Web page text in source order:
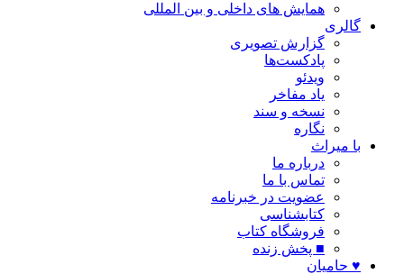
همایش های داخلی و بین المللی
گالری
گزارش تصویری
پادکست‌ها
ویدئو
یاد مفاخر
نسخه و سند
نگاره
با میراث
درباره ما
تماس با ما
عضویت در خبرنامه
کتابشناسی
فروشگاه کتاب
■ پخش زنده
♥ حامیان